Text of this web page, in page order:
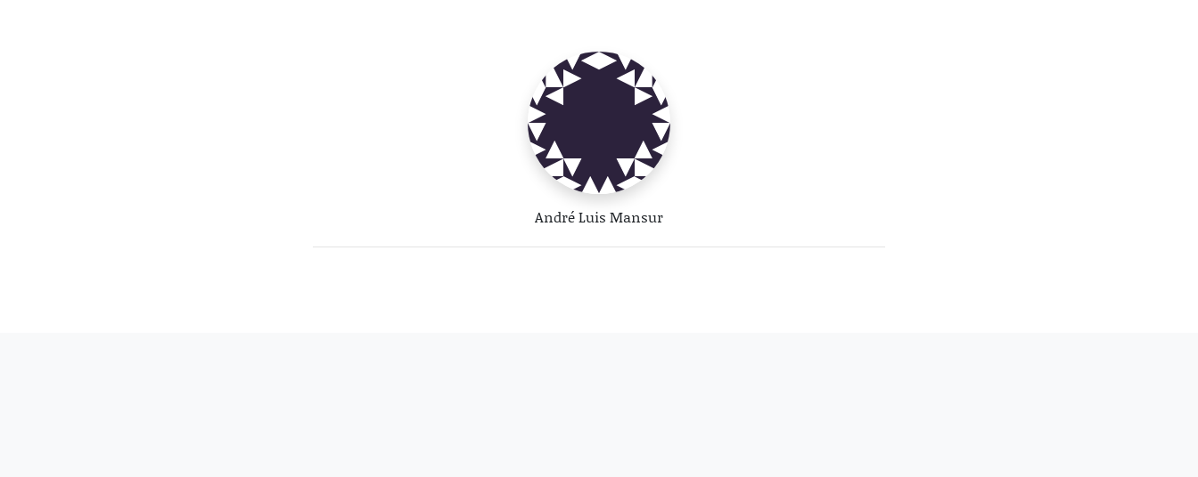
André Luis Mansur